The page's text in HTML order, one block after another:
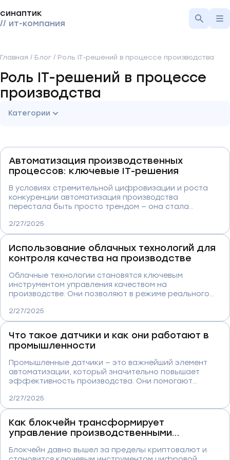
синаптик
// ит-компания
Главная / Блог / Роль IT-решений в процессе производства
Роль IT-решений в процессе
производства
Категории
Автоматизация производственных
процессов: ключевые IT-решения
В условиях стремительной цифровизации и роста
конкуренции автоматизация производства
перестала быть просто трендом — она стала
позволяют предприятиям минимизировать издержки,
ускорять производство, контролировать качество и
адаптироваться к рыночным изменениям. В этой
статье мы разберем ключевые технологии
автоматизации, рассмотрим успешные кейсы
внедрения и обсудим, как выбрать оптимальное IT-
решение для вашего бизнеса.
2/27/2025
Использование облачных технологий для
контроля качества на производстве
Облачные технологии становятся ключевым
инструментом управления качеством на
производстве. Они позволяют в режиме реального
прогнозировать дефекты и автоматизировать
контрольные процессы. Интеграция с IoT,
искусственным интеллектом и аналитическими
системами делает производство гибким,
эффективным и экономически устойчивым. В статье
рассмотрим, какие преимущества дает
использование облачных решений, как они повышают
конкурентоспособность предприятий и какие
стратегии внедрения работают лучше всего.
2/27/2025
Что такое датчики и как они работают в
промышленности
Промышленные датчики — это важнейший элемент
автоматизации, который значительно повышает
эффективность производства. Они помогают
материалов, выявлять дефекты на ранних стадиях и
минимизировать простои оборудования. Благодаря
современным сенсорным технологиям компании
получают возможность работать более точно,
оперативно и экономично. В этой статье мы
разберем основные типы датчиков, их роль в
управлении производственными процессами и
2/27/2025
Как блокчейн трансформирует
управление производственными
Блокчейн давно вышел за пределы криптовалют и